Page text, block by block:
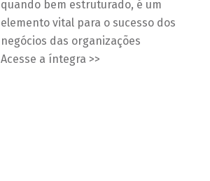
quando bem estruturado, é um
elemento vital para o sucesso dos
negócios das organizações
Acesse a íntegra >>